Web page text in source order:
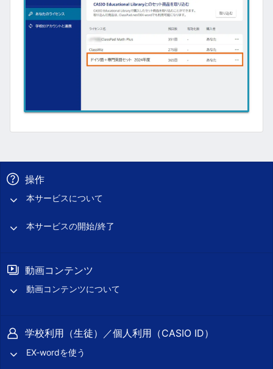
操作
本サービスについて
本サービスの開始/終了
動画コンテンツ
動画コンテンツについて
学校利用（生徒）／個人利用（CASIO ID）
EX-wordを使う